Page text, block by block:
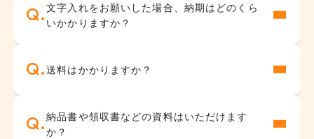
・卒業式
地鎮祭・お祭り
文字入れをお願いした場合、納期はどのくら
いかかりますか？
送料はかかりますか？
納品書や領収書などの資料はいただけます
か？